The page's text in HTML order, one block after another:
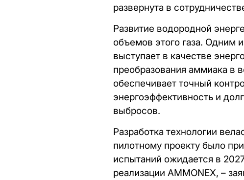
развернута в
Развитие водородной
объемов этого газа. Одним
выступает в качестве
преобразования аммиака в
обеспечивает точный
энергоэффективность и
выбросов.
Разработка технологии
пилотному проекту было
испытаний ожидается в
реализации AMMONEX, –